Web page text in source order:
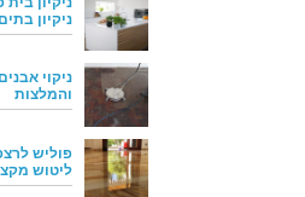
ניקיון בתים
ניקוי
והמלצות
פוליש
ליטוש